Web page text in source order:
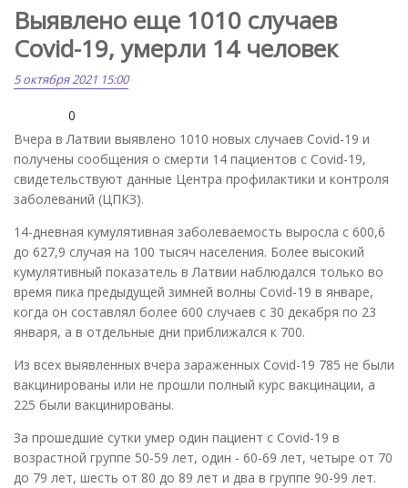
Выявлено еще 1010 случаев
Covid-19, умерли 14 человек
5 октября 2021 15:00
0
Вчера в Латвии выявлено 1010 новых случаев Covid-19 и
получены сообщения о смерти 14 пациентов с Covid-19,
свидетельствуют данные Центра профилактики и контроля
заболеваний (ЦПКЗ).
14-дневная кумулятивная заболеваемость выросла с 600,6
до 627,9 случая на 100 тысяч населения. Более высокий
кумулятивный показатель в Латвии наблюдался только во
время пика предыдущей зимней волны Covid-19 в январе,
когда он составлял более 600 случаев с 30 декабря по 23
января, а в отдельные дни приближался к 700.
Из всех выявленных вчера зараженных Covid-19 785 не были
вакцинированы или не прошли полный курс вакцинации, а
225 были вакцинированы.
За прошедшие сутки умер один пациент с Covid-19 в
возрастной группе 50-59 лет, один - 60-69 лет, четыре от 70
до 79 лет, шесть от 80 до 89 лет и два в группе 90-99 лет.